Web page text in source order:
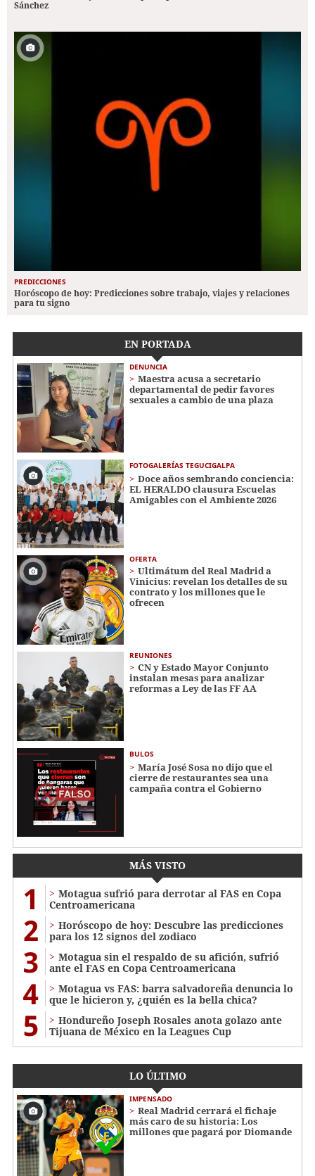
Sánchez
PREDICCIONES
Horóscopo de hoy: Predicciones sobre trabajo, viajes y relaciones
para tu signo
EN PORTADA
DENUNCIA
Maestra acusa a secretario
departamental de pedir favores
sexuales a cambio de una plaza
FOTOGALERÍAS TEGUCIGALPA
Doce años sembrando conciencia:
EL HERALDO clausura Escuelas
Amigables con el Ambiente 2026
OFERTA
Ultimátum del Real Madrid a
Vinicius: revelan los detalles de su
contrato y los millones que le
ofrecen
REUNIONES
CN y Estado Mayor Conjunto
instalan mesas para analizar
reformas a Ley de las FF AA
BULOS
María José Sosa no dijo que el
cierre de restaurantes sea una
campaña contra el Gobierno
MÁS VISTO
1
Motagua sufrió para derrotar al FAS en Copa
Centroamericana
2
Horóscopo de hoy: Descubre las predicciones
para los 12 signos del zodiaco
3
Motagua sin el respaldo de su afición, sufrió
ante el FAS en Copa Centroamericana
4
Motagua vs FAS: barra salvadoreña denuncia lo
que le hicieron y, ¿quién es la bella chica?
5
Hondureño Joseph Rosales anota golazo ante
Tijuana de México en la Leagues Cup
LO ÚLTIMO
IMPENSADO
Real Madrid cerrará el fichaje
más caro de su historia: Los
millones que pagará por Diomande